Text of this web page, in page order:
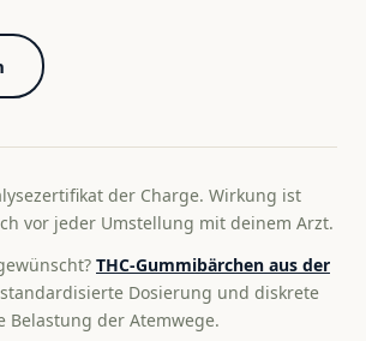
der Charge. Wirkung ist
vor jeder Umstellung mit deinem Arzt.
THC-Gummibärchen aus der
Dosierung und diskrete
Belastung der Atemwege.